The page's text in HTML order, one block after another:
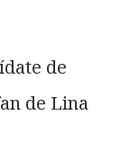
de
de Lina